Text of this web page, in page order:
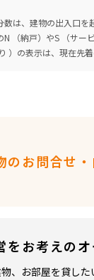
数は、建物の出入口を
N （納戸）やS （サー
）の表示は、現在先
のお問合せ
をお考えの
、お部屋を貸し